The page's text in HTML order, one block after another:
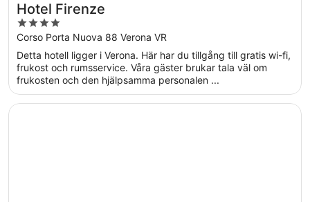
Hotel Firenze
4
out
of
5
Corso Porta Nuova 88 Verona VR
Detta hotell ligger i Verona. Här har du tillgång till gratis wi-fi,
frukost och rumsservice. Våra gäster brukar tala väl om
frukosten och den hjälpsamma personalen ...
Öppnas i ett nytt fönster
Hotel Boffenigo The Golden Hour